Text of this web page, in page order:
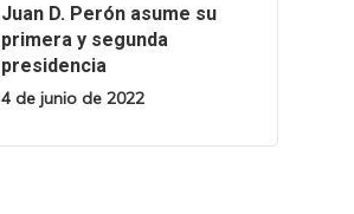
Juan D. Perón asume su
primera y segunda
presidencia
4 de junio de 2022